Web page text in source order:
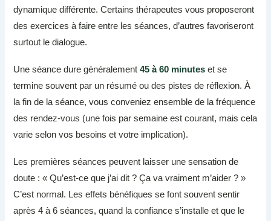
dynamique différente. Certains thérapeutes vous proposeront
des exercices à faire entre les séances, d’autres favoriseront
surtout le dialogue.
Une séance dure généralement45 à 60 minutes et se
termine souvent par un résumé ou des pistes de réflexion. À
la fin de la séance, vous conveniez ensemble de la fréquence
des rendez-vous (une fois par semaine est courant, mais cela
varie selon vos besoins et votre implication).
Les premières séances peuvent laisser une sensation de
doute : « Qu’est-ce que j’ai dit ? Ça va vraiment m’aider ? »
C’est normal. Les effets bénéfiques se font souvent sentir
après 4 à 6 séances, quand la confiance s’installe et que le